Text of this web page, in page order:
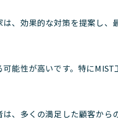
、効果的な対策を提案し、
能性が高いです。特に
、多くの満足した顧客から